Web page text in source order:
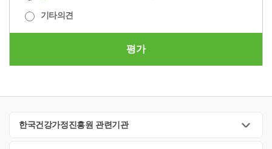
기타의견
평가
한국건강가정진흥원 관련기관